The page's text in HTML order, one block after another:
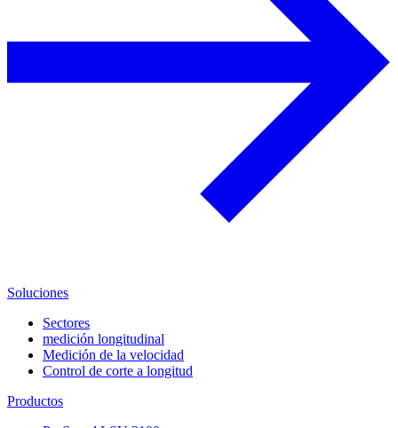
Soluciones
Sectores
medición longitudinal
Medición de la velocidad
Control de corte a longitud
Productos